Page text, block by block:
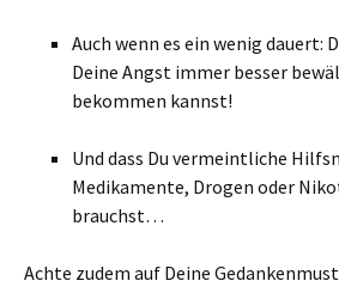
Auch wenn es ein wenig dauert:
Deine Angst immer besser
bekommen kannst!
Und dass Du vermeintliche
Medikamente, Drogen oder
brauchst…
Achte zudem auf Deine